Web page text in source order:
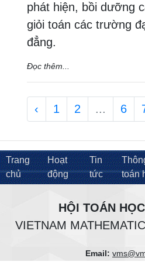
phát hiện, bồi dưỡng
giỏi toán các trường
đẳng.
Đọc thêm...
‹ 1 2 ... 6
Trang
chủ
Hoạt
động
Tin
tức
toán
HỘI TOÁN
VIETNAM
Email: